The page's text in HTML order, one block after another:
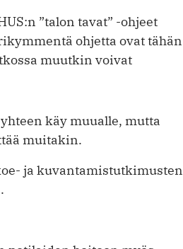
”talon tavat” -ohjeet
ohjetta ovat tähän
muutkin voivat
käy muualle, mutta
muitakin.
ja kuvantamistutkimusten